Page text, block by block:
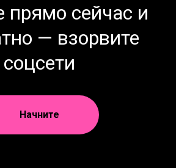
прямо сейчас и
— взорвите
соцсети
Начните